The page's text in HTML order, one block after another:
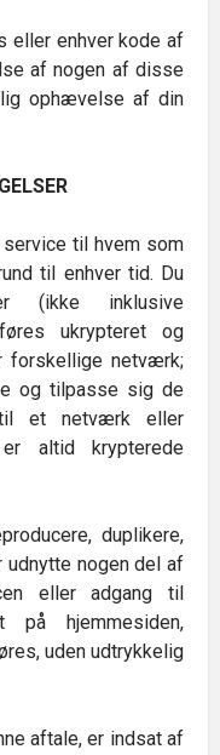
eller enhver kode af
af nogen af disse
ophævelse af din
til hvem som
til enhver tid. Du
(ikke inklusive
ukrypteret og
forskellige netværk;
og tilpasse sig de
et netværk eller
er altid krypterede
duplikere,
nogen del af
eller adgang til
på hjemmesiden,
uden udtrykkelig
aftale, er indsat af